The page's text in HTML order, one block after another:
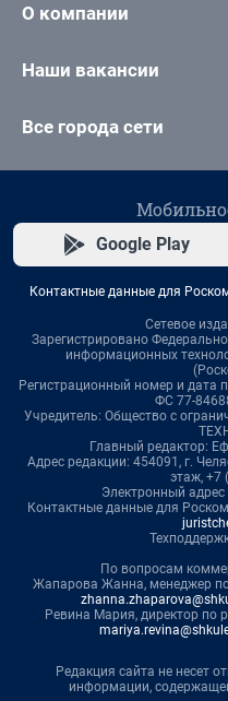
О компании
Наши вакансии
Все города сети
Google Play
Контактные данные для
Сетевое
Зарегистрировано
информационных
Регистрационный номер и дата
ФС 77-
Учредитель: Общество с
Главный редактор:
Адрес редакции: 454091, г.
этаж, +7
Электронный адрес
Контактные данные для
По вопросам
Жапарова Жанна, менеджер
Ревина Мария, директор по
Редакция сайта не несет
информации,